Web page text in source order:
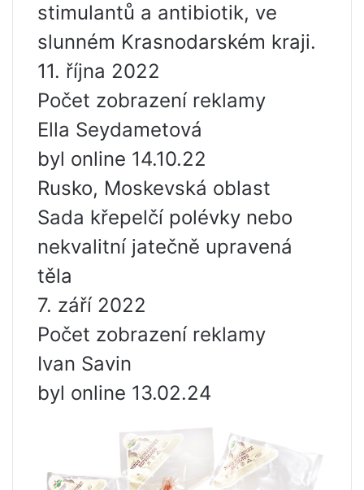
stimulantů a antibiotik, ve
slunném Krasnodarském kraji.
11. října 2022
Počet zobrazení reklamy
Ella Seydametová
byl online 14.10.22
Rusko, Moskevská oblast
Sada křepelčí polévky nebo
nekvalitní jatečně upravená
těla
7. září 2022
Počet zobrazení reklamy
Ivan Savin
byl online 13.02.24